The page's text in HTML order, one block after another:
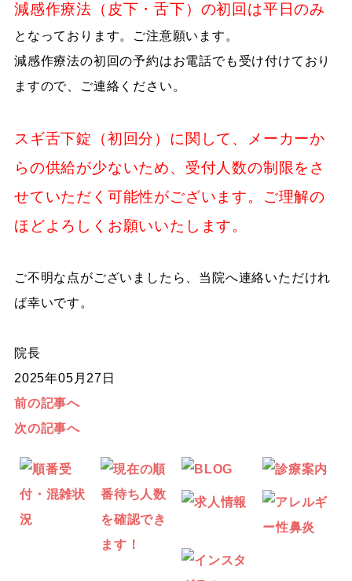
減感作療法（皮下・舌下）の初回は平日のみ
となっております。ご注意願います。
減感作療法の初回の予約はお電話でも受け付けており
ますので、ご連絡ください。
スギ舌下錠（初回分）に関して、メーカーか
らの供給が少ないため、受付人数の制限をさ
せていただく可能性がございます。ご理解の
ほどよろしくお願いいたします。
ご不明な点がございましたら、当院へ連絡いただけれ
ば幸いです。
院長
2025年05月27日
前の記事へ
次の記事へ